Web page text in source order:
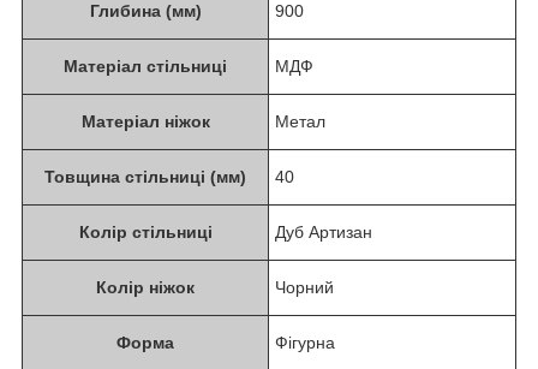
Глибина (мм) 900
Матеріал стільниці МДФ
Матеріал ніжок Метал
Товщина стільниці (мм) 40
Колір стільниці Дуб Артизан
Колір ніжок Чорний
Форма Фігурна